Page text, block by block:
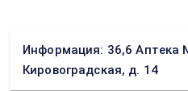
Информация: 36,6 Аптека
Кировоградская, д. 14